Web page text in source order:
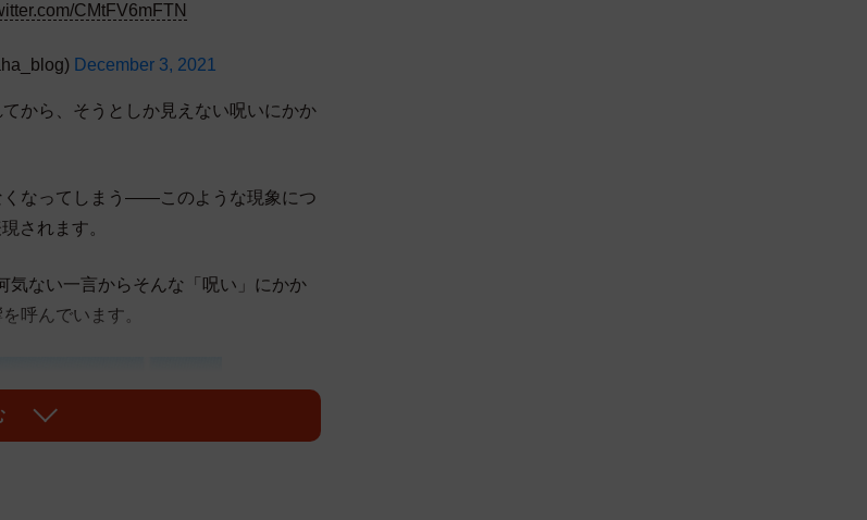
CMtFV6mFTN
December 3, 2021
から、そうとしか見えない呪いにかか
くなってしまう――このような現象につ
されます。
気ない一言からそんな「呪い」にかか
呼んでいます。